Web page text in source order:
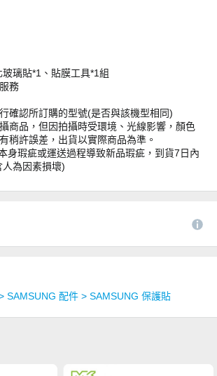
璃貼*1、貼膜工具*1組
務
確認所訂購的型號(是否與該機型相同)
商品，但因拍攝時受環境、光線影響，顏色
稍許誤差，出貨以實際商品為準。
身瑕疵或運送過程導致新品瑕疵，到貨7日內
為因素損壞)
SAMSUNG 配件 > SAMSUNG 保護貼